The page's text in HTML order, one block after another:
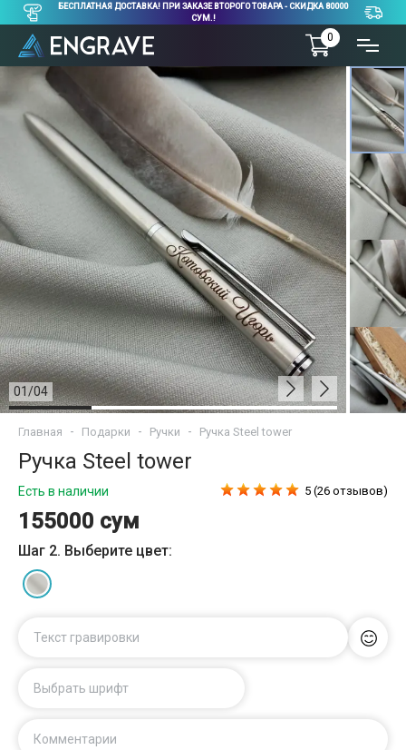
БЕСПЛАТНАЯ ДОСТАВКА! ПРИ ЗАКАЗЕ ВТОРОГО ТОВАРА - СКИДКА 80000
СУМ.!
0
01 /04
Главная Подарки Ручки Ручка Steel tower
Ручка Steel tower
Есть в наличии
155000 сум
5 (26 отзывов)
Шаг 2. Выберите цвет:
Текст гравировки
Выбрать шрифт
Комментарии